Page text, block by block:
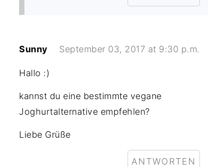
Sunny September 03, 2017 at 9:30 p.m.
Hallo :)
kannst du eine bestimmte vegane
Joghurtalternative empfehlen?
Liebe Grüße
ANTWORTEN